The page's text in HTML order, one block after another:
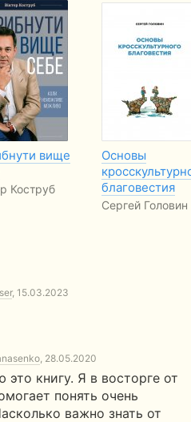
вище
Коструб
Основы
благовестия
Сергей Головин
, 15.03.2023
, 28.05.2020
книгу. Я в восторге от
понять очень
важно знать от